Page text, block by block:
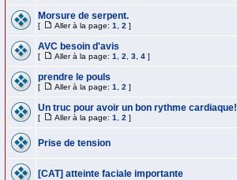
Morsure de serpent.
[ Aller à la page: 1 2 ]
AVC besoin d'avis
[ Aller à la page: 1 2 3 4 ]
prendre le pouls
[ Aller à la page: 1 2 ]
Un truc pour avoir un bon rythme cardiaque!
[ Aller à la page: 1 2 ]
Prise de tension
[CAT] atteinte faciale importante